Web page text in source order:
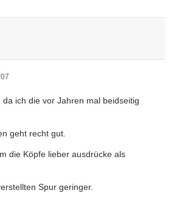
ich die vor Jahren mal beidseitig
geht recht gut.
die Köpfe lieber ausdrücke als
Spur geringer.